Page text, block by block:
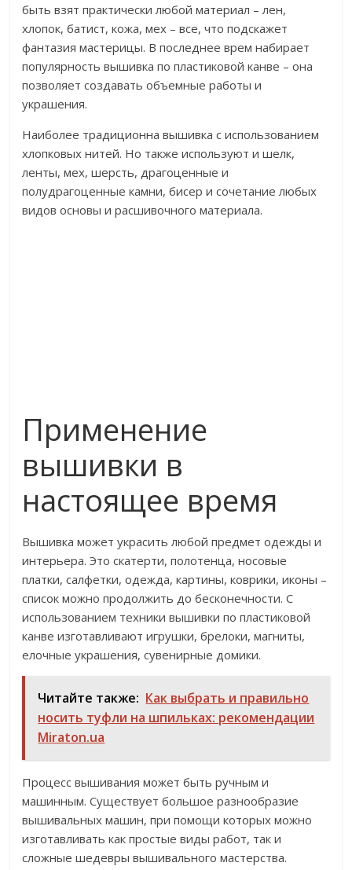
быть взят практически любой материал – лен,
хлопок, батист, кожа, мех – все, что подскажет
фантазия мастерицы. В последнее врем набирает
популярность вышивка по пластиковой канве – она
позволяет создавать объемные работы и
украшения.
Наиболее традиционна вышивка с использованием
хлопковых нитей. Но также используют и шелк,
ленты, мех, шерсть, драгоценные и
полудрагоценные камни, бисер и сочетание любых
видов основы и расшивочного материала.
Применение
вышивки в
настоящее время
Вышивка может украсить любой предмет одежды и
интерьера. Это скатерти, полотенца, носовые
платки, салфетки, одежда, картины, коврики, иконы –
список можно продолжить до бесконечности. С
использованием техники вышивки по пластиковой
канве изготавливают игрушки, брелоки, магниты,
елочные украшения, сувенирные домики.
Читайте также: Как выбрать и правильно
носить туфли на шпильках: рекомендации
Miraton.ua
Процесс вышивания может быть ручным и
машинным. Существует большое разнообразие
вышивальных машин, при помощи которых можно
изготавливать как простые виды работ, так и
сложные шедевры вышивального мастерства.